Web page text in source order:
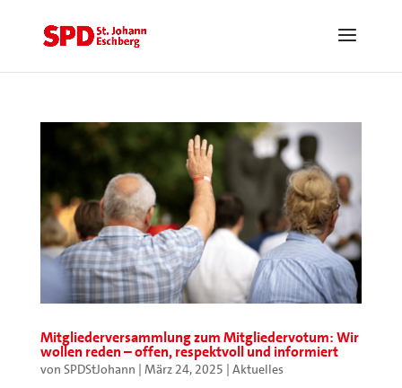
Mitgliederversammlung zum Mitgliedervotum: Wir
wollen reden – offen, respektvoll und informiert
von SPDStJohann | März 24, 2025 | Aktuelles